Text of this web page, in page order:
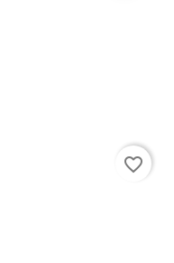
favorite_border